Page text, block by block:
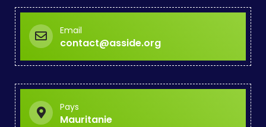
Email
contact@asside.org
Pays
Mauritanie